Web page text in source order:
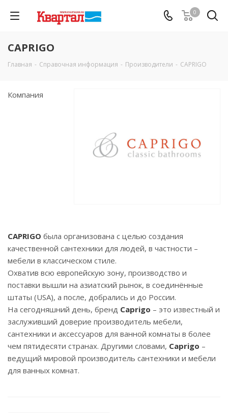
0
CAPRIGO
Главная - Справочная информация - Производители - CAPRIGO
Компания
CAPRIGO была организована с целью создания
качественной сантехники для людей, в частности –
мебели в классическом стиле.
Охватив всю европейскую зону, производство и
поставки вышли на азиатский рынок, в соединённые
штаты (USA), а после, добрались и до России.
На сегодняшний день, бренд Caprigo – это известный и
заслуживший доверие производитель мебели,
сантехники и аксессуаров для ванной комнаты в более
чем пятидесяти странах. Другими словами, Caprigo –
ведущий мировой производитель сантехники и мебели
для ванных комнат.